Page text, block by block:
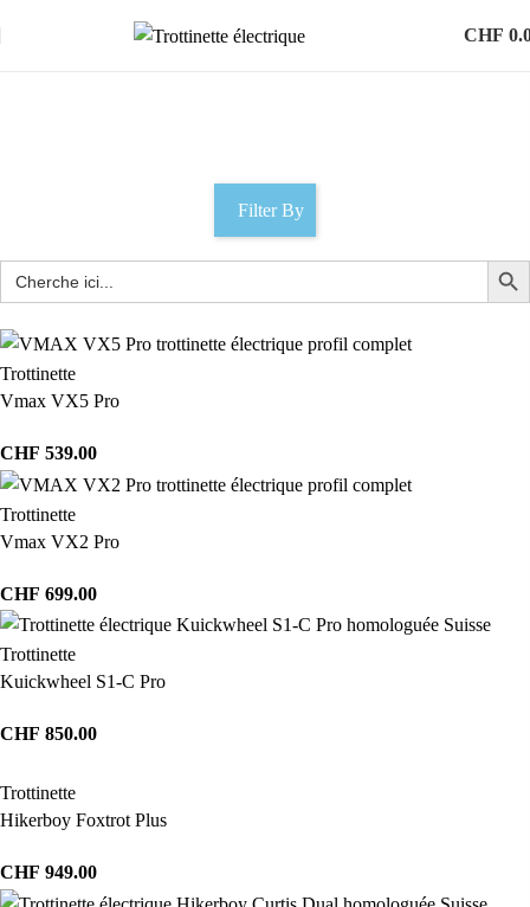
CHF
Filter By
Trottinette
Vmax VX5 Pro
CHF 539.00
Trottinette
Vmax VX2 Pro
CHF 699.00
Trottinette
Kuickwheel S1-C Pro
CHF 850.00
Trottinette
Hikerboy Foxtrot Plus
CHF 949.00